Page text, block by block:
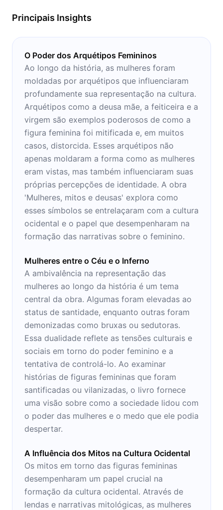
Principais Insights
O Poder dos Arquétipos Femininos
Ao longo da história, as mulheres foram
moldadas por arquétipos que influenciaram
profundamente sua representação na cultura.
Arquétipos como a deusa mãe, a feiticeira e a
virgem são exemplos poderosos de como a
figura feminina foi mitificada e, em muitos
casos, distorcida. Esses arquétipos não
apenas moldaram a forma como as mulheres
eram vistas, mas também influenciaram suas
próprias percepções de identidade. A obra
'Mulheres, mitos e deusas' explora como
esses símbolos se entrelaçaram com a cultura
ocidental e o papel que desempenharam na
formação das narrativas sobre o feminino.
Mulheres entre o Céu e o Inferno
A ambivalência na representação das
mulheres ao longo da história é um tema
central da obra. Algumas foram elevadas ao
status de santidade, enquanto outras foram
demonizadas como bruxas ou sedutoras.
Essa dualidade reflete as tensões culturais e
sociais em torno do poder feminino e a
tentativa de controlá-lo. Ao examinar
histórias de figuras femininas que foram
santificadas ou vilanizadas, o livro fornece
uma visão sobre como a sociedade lidou com
o poder das mulheres e o medo que ele podia
despertar.
A Influência dos Mitos na Cultura Ocidental
Os mitos em torno das figuras femininas
desempenharam um papel crucial na
formação da cultura ocidental. Através de
lendas e narrativas mitológicas, as mulheres